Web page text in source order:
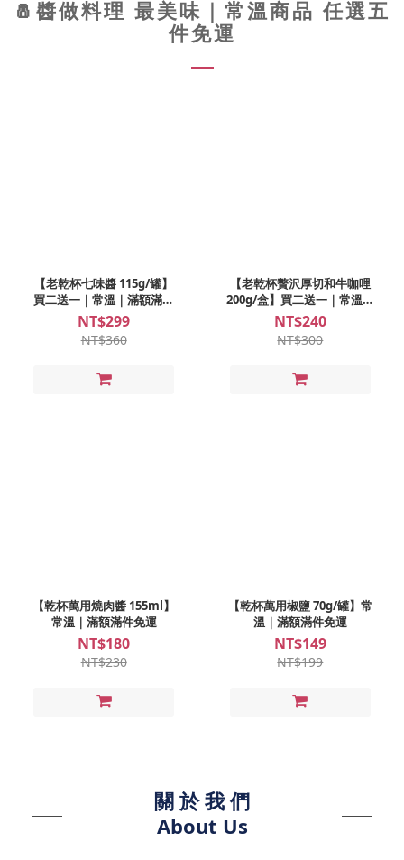
🧂醬做料理 最美味｜常溫商品 任選五
件免運
【老乾杯七味醬 115g/罐】
買二送一｜常溫｜滿額滿件
免運
NT$299
NT$360
【老乾杯贅沢厚切和牛咖哩
200g/盒】買二送一｜常溫｜
滿額滿件免運
NT$240
NT$300
【乾杯萬用燒肉醬 155ml】
常溫｜滿額滿件免運
NT$180
NT$230
【乾杯萬用椒鹽 70g/罐】常
溫｜滿額滿件免運
NT$149
NT$199
關 於 我 們
About Us